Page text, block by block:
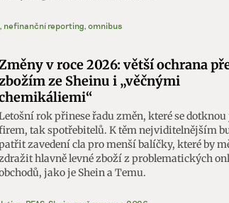
, nefinanční reporting, omnibus
v roce 2026: větší ochrana
ze Sheinu i „věčnými
rok přinese řadu změn, které se
tak spotřebitelů. K těm nejviditelnějším
zavedení cla pro menší balíčky, které by
hlavně levné zboží z problematických
jako je Shein a Temu.